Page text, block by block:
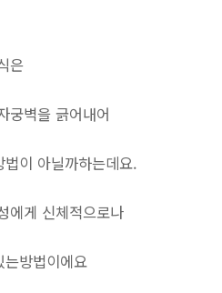
은
궁벽을 긁어내어
이 아닐까하는데요.
에게 신체적으로나
방법이에요